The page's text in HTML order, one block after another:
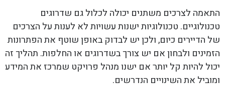
התאמה לצרכים משתנים יכולה לכלול גם שדרוגים
טכנולוגיים. טכנולוגיות ישנות עשויות לא לענות על הצרכים
של הדיירים כיום, ולכן יש לבדוק באופן שוטף את הפתרונות
הזמינים ולבחון אם יש צורך בשדרוגים או החלפות. תהליך זה
יכול להיות קל יותר אם ישנו מנהל פרויקט שמרכז את המידע
ומוביל את השינויים הנדרשים.